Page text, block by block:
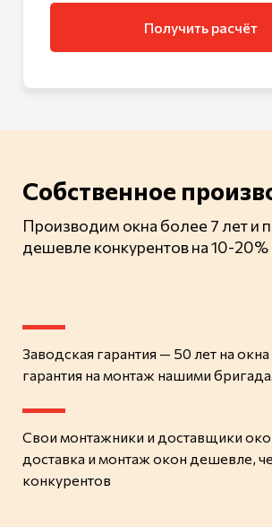
Получить расчёт
Собственное
Производим окна более 7 лет и
дешевле конкурентов на 10-20%
Заводская гарантия — 50 лет на окна
гарантия на монтаж нашими
Свои монтажники и доставщики
доставка и монтаж окон дешевле,
конкурентов